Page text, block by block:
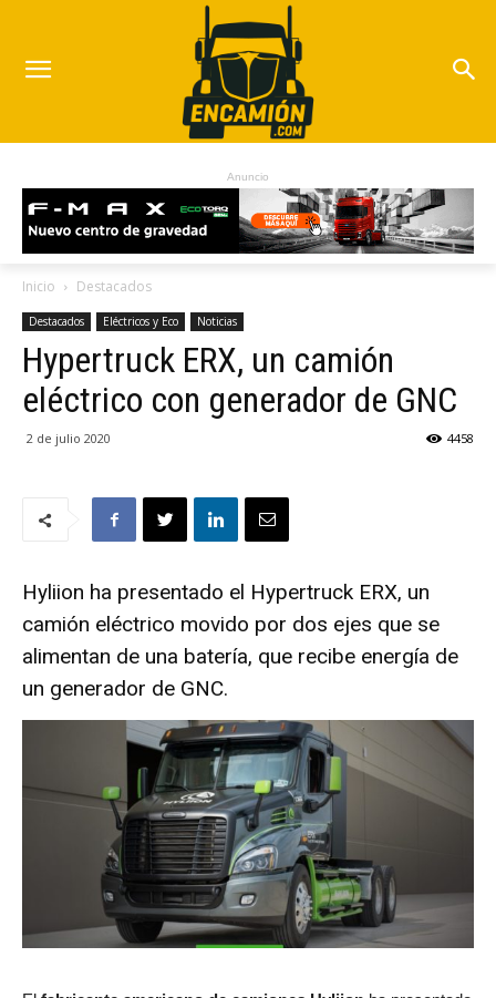
Anuncio
Inicio Destacados
Destacados Eléctricos y Eco Noticias
Hypertruck ERX, un camión
eléctrico con generador de GNC
2 de julio 2020 4458
Hyliion ha presentado el Hypertruck ERX, un
camión eléctrico movido por dos ejes que se
alimentan de una batería, que recibe energía de
un generador de GNC.